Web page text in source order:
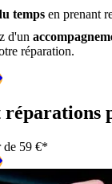
temps en prenant
d'un
réparation.
de 59 €*